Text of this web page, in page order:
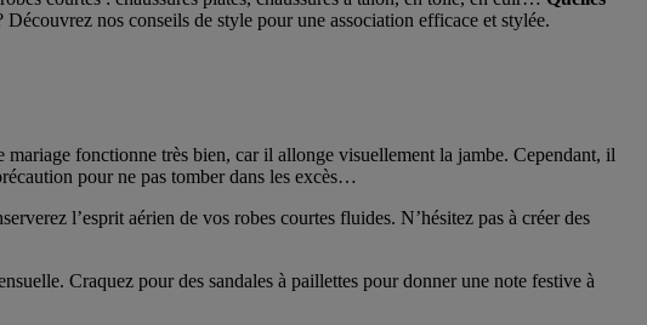
Découvrez nos conseils de style pour une association efficace et stylée.
mariage fonctionne très bien, car il allonge visuellement la jambe. Cependant, il
pour ne pas tomber dans les excès…
l’esprit aérien de vos robes courtes fluides. N’hésitez pas à créer des
Craquez pour des sandales à paillettes pour donner une note festive à